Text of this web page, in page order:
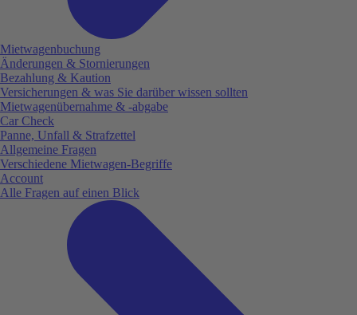
Mietwagenbuchung
Änderungen & Stornierungen
Bezahlung & Kaution
Versicherungen & was Sie darüber wissen sollten
Mietwagenübernahme & -abgabe
Car Check
Panne, Unfall & Strafzettel
Allgemeine Fragen
Verschiedene Mietwagen-Begriffe
Account
Alle Fragen auf einen Blick